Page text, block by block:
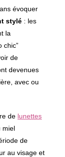
évoquer
stylé : les
la
chic”
de
devenues
avec ou
de lunettes
miel
de
au visage et